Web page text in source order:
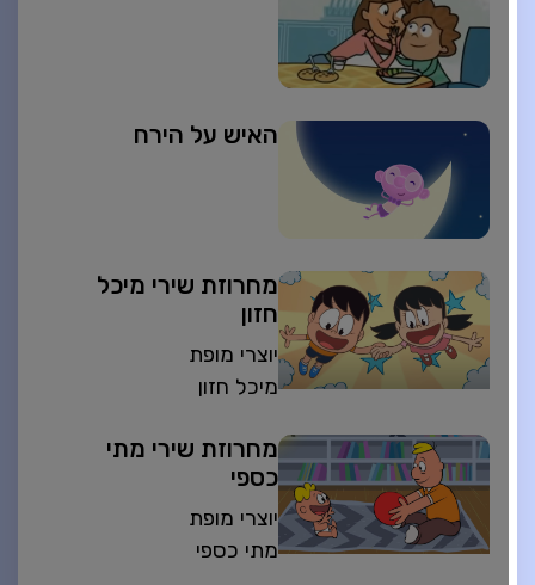
האיש על הירח
מחרוזת שירי מיכל
חזון
יוצרי מופת
מיכל חזון
מחרוזת שירי מתי
כספי
יוצרי מופת
מתי כספי